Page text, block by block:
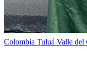
Colombia Tuluá Valle del